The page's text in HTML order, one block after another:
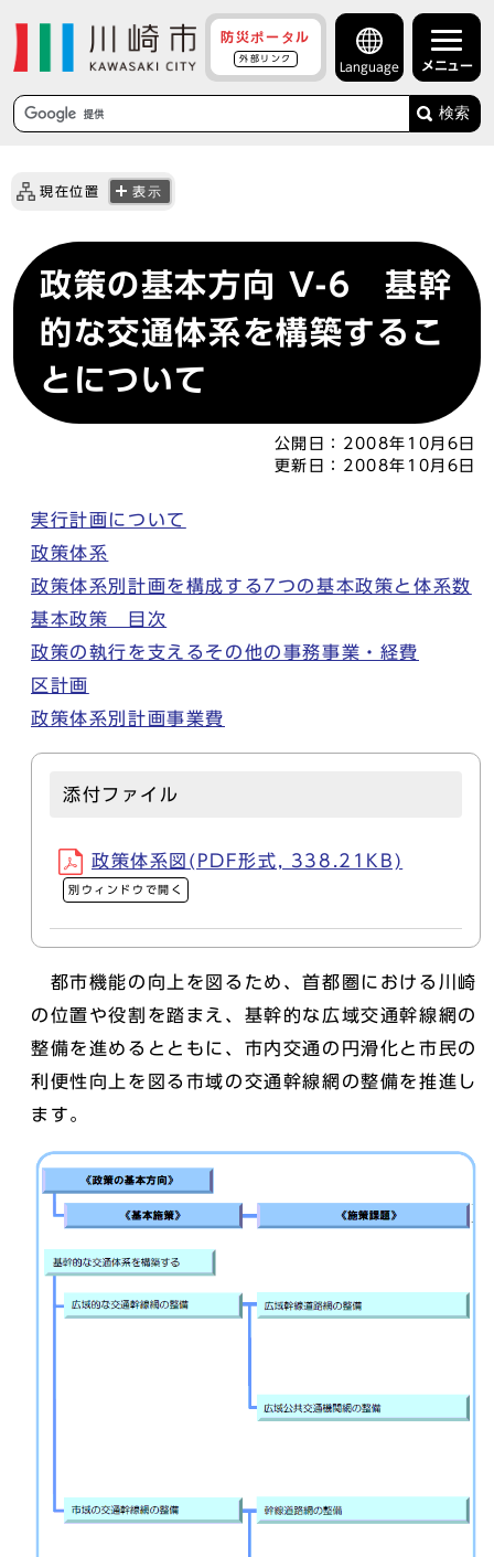
防災ポータル
外部リンク
Language メニュー
検索
現在位置 表示
政策の基本方向 V-6 基幹
的な交通体系を構築するこ
とについて
公開日： 2008年10月6日
更新日： 2008年10月6日
実行計画について
政策体系
政策体系別計画を構成する7つの基本政策と体系数
基本政策 目次
政策の執行を支えるその他の事務事業・経費
区計画
政策体系別計画事業費
添付ファイル
政策体系図(PDF形式, 338.21KB)
別ウィンドウで開く
都市機能の向上を図るため、首都圏における川崎
の位置や役割を踏まえ、基幹的な広域交通幹線網の
整備を進めるとともに、市内交通の円滑化と市民の
利便性向上を図る市域の交通幹線網の整備を推進し
ます。